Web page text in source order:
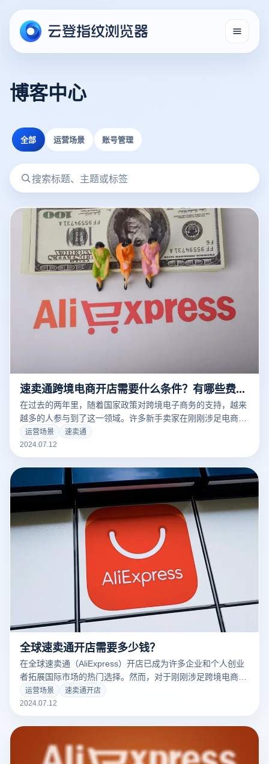
博客中心
全部 运营场景 账号管理
速卖通跨境电商开店需要什么条件？有哪些费用？
在过去的两年里，随着国家政策对跨境电子商务的支持，越来
越多的人参与到了这一领域。许多新手卖家在刚刚涉足电商
时，对如何在速卖通开店几乎没有任何经验。本文将详细讲解
速卖通开店所需条件及费用。
运营场景
速卖通
2024.07.12
全球速卖通开店需要多少钱？
在全球速卖通（AliExpress）开店已成为许多企业和个人创业
者拓展国际市场的热门选择。然而，对于刚刚涉足跨境电商的
新手来说，开店成本往往是他们最关心的问题之一。本文将详
细解析全球速卖通开店所需的各项费用，为您提供全面的资本
预算指南，帮助您做好充分准备，顺利开启跨境电商之旅。
运营场景
速卖通开店
2024.07.12